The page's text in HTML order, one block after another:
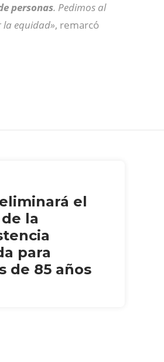
personas. Pedimos al
la equidad», remarcó
el
la
para
de 85 años